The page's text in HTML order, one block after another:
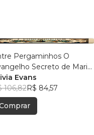
Pergaminhos O
Secreto de Maria
Evans
106,82R$ 84,57